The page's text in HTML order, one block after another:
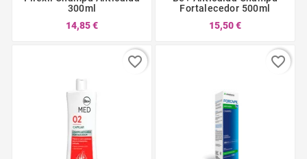
300ml
14,85 €
Fortalecedor 500ml
15,50 €
favorite_border favorite_border